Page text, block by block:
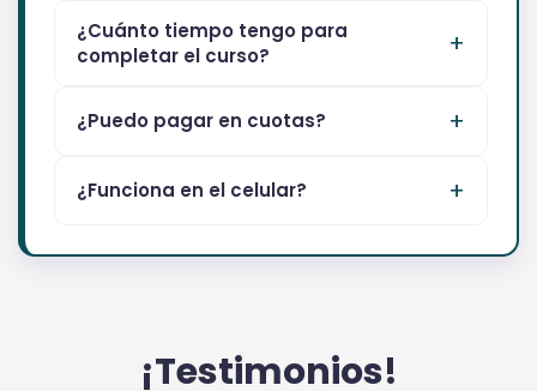
¿Cuánto tiempo tengo para
completar el curso?
¿Puedo pagar en cuotas?
¿Funciona en el celular?
¡Testimonios!